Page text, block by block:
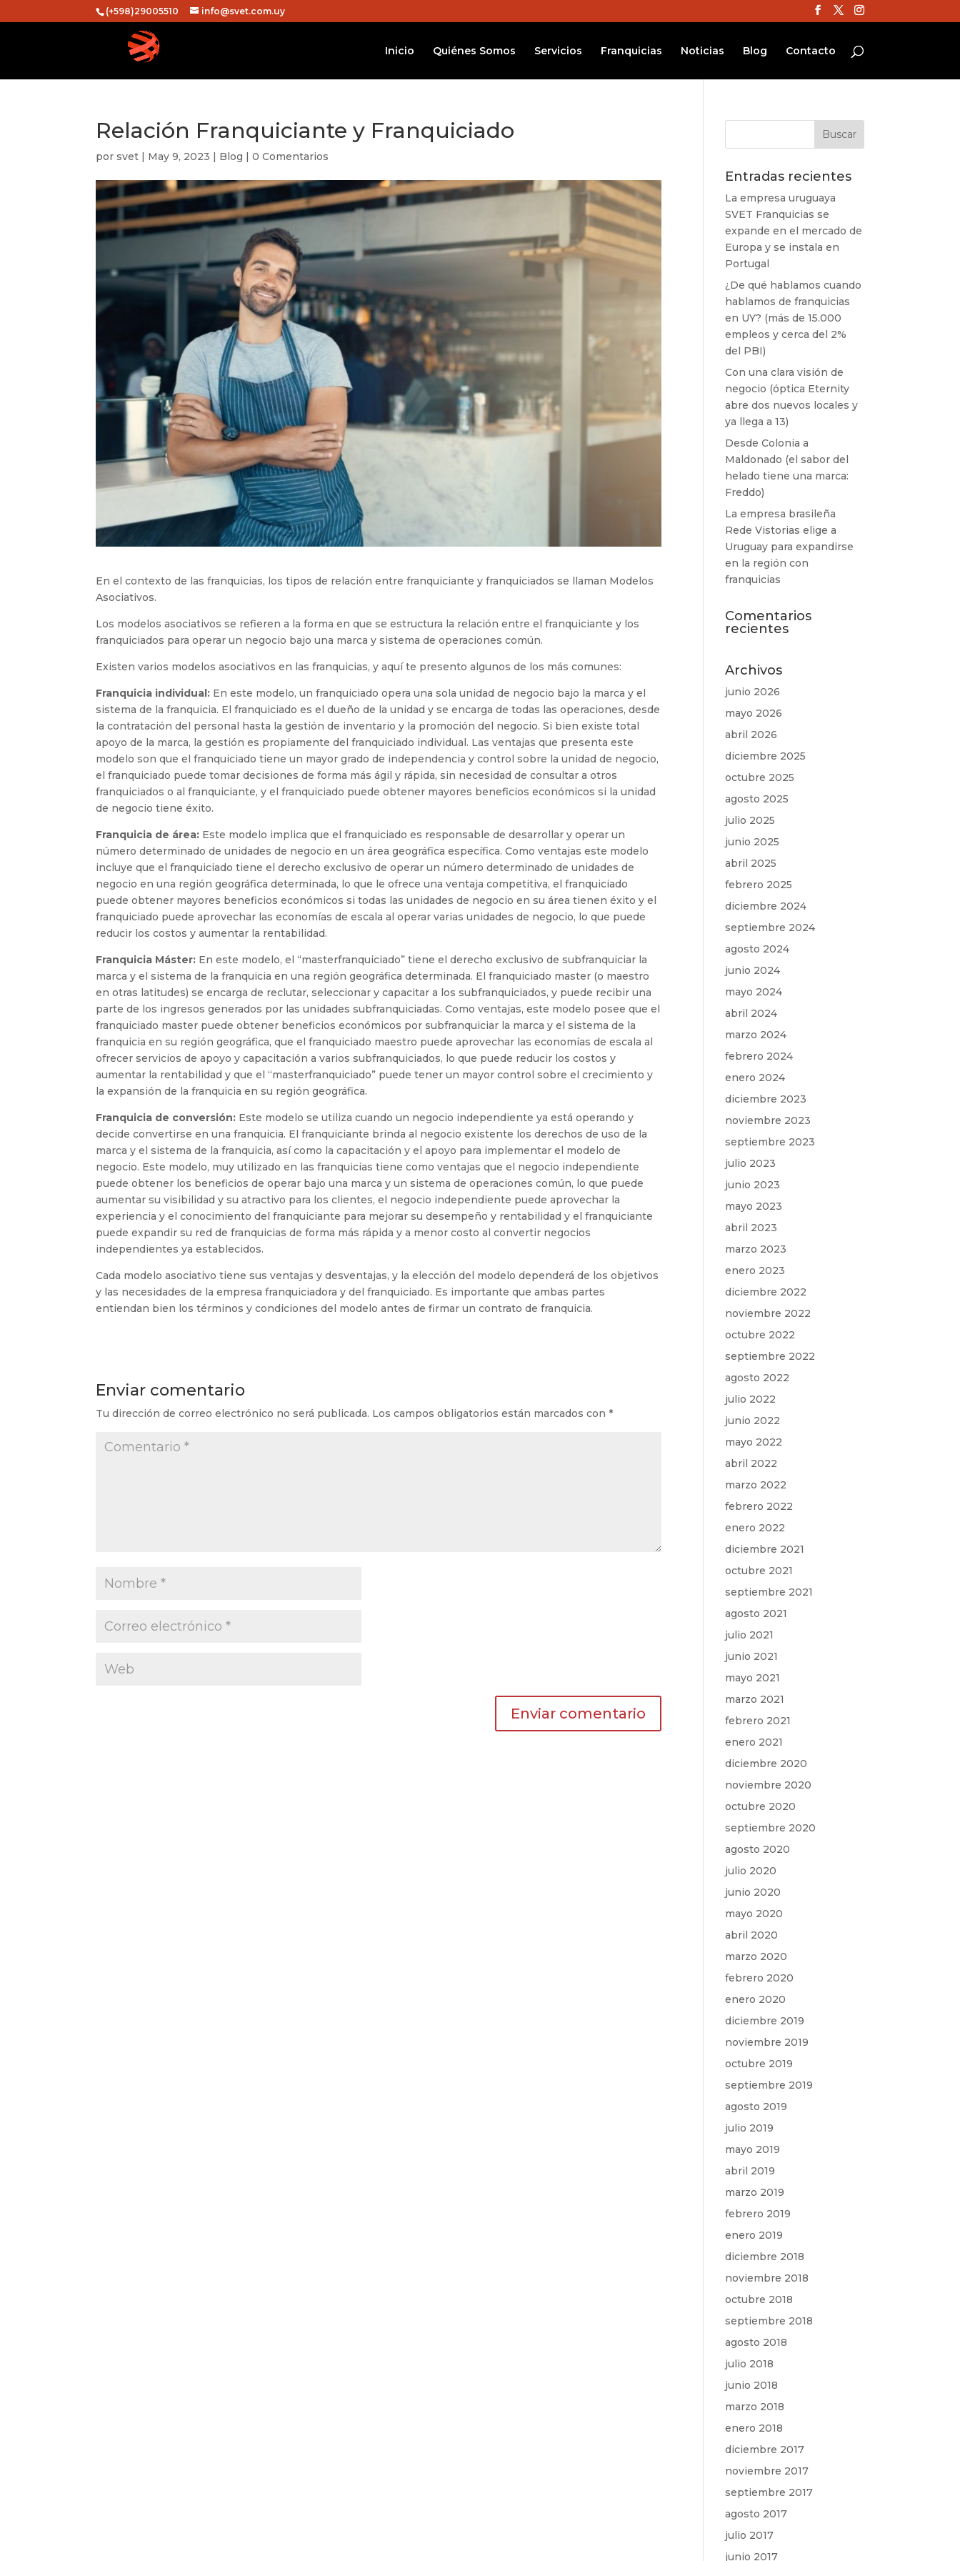
(+598)29005510 info@svet.com.uy
Inicio Quiénes Somos Servicios Franquicias Noticias Blog Contacto
Relación Franquiciante y Franquiciado
porsvet | May 9, 2023 | Blog |0 Comentarios
En el contexto de las franquicias, los tipos de relación entre franquiciante y franquiciados se llaman Modelos
Asociativos.
Los modelos asociativos se refieren a la forma en que se estructura la relación entre el franquiciante y los
franquiciados para operar un negocio bajo una marca y sistema de operaciones común.
Existen varios modelos asociativos en las franquicias, y aquí te presento algunos de los más comunes:
Franquicia individual: En este modelo, un franquiciado opera una sola unidad de negocio bajo la marca y el
sistema de la franquicia. El franquiciado es el dueño de la unidad y se encarga de todas las operaciones, desde
la contratación del personal hasta la gestión de inventario y la promoción del negocio. Si bien existe total
apoyo de la marca, la gestión es propiamente del franquiciado individual. Las ventajas que presenta este
modelo son que el franquiciado tiene un mayor grado de independencia y control sobre la unidad de negocio,
el franquiciado puede tomar decisiones de forma más ágil y rápida, sin necesidad de consultar a otros
franquiciados o al franquiciante, y el franquiciado puede obtener mayores beneficios económicos si la unidad
de negocio tiene éxito.
Franquicia de área: Este modelo implica que el franquiciado es responsable de desarrollar y operar un
número determinado de unidades de negocio en un área geográfica específica. Como ventajas este modelo
incluye que el franquiciado tiene el derecho exclusivo de operar un número determinado de unidades de
negocio en una región geográfica determinada, lo que le ofrece una ventaja competitiva, el franquiciado
puede obtener mayores beneficios económicos si todas las unidades de negocio en su área tienen éxito y el
franquiciado puede aprovechar las economías de escala al operar varias unidades de negocio, lo que puede
reducir los costos y aumentar la rentabilidad.
Franquicia Máster: En este modelo, el “masterfranquiciado” tiene el derecho exclusivo de subfranquiciar la
marca y el sistema de la franquicia en una región geográfica determinada. El franquiciado master (o maestro
en otras latitudes) se encarga de reclutar, seleccionar y capacitar a los subfranquiciados, y puede recibir una
parte de los ingresos generados por las unidades subfranquiciadas. Como ventajas, este modelo posee que el
franquiciado master puede obtener beneficios económicos por subfranquiciar la marca y el sistema de la
franquicia en su región geográfica, que el franquiciado maestro puede aprovechar las economías de escala al
ofrecer servicios de apoyo y capacitación a varios subfranquiciados, lo que puede reducir los costos y
aumentar la rentabilidad y que el “masterfranquiciado” puede tener un mayor control sobre el crecimiento y
la expansión de la franquicia en su región geográfica.
Franquicia de conversión: Este modelo se utiliza cuando un negocio independiente ya está operando y
decide convertirse en una franquicia. El franquiciante brinda al negocio existente los derechos de uso de la
marca y el sistema de la franquicia, así como la capacitación y el apoyo para implementar el modelo de
negocio. Este modelo, muy utilizado en las franquicias tiene como ventajas que el negocio independiente
puede obtener los beneficios de operar bajo una marca y un sistema de operaciones común, lo que puede
aumentar su visibilidad y su atractivo para los clientes, el negocio independiente puede aprovechar la
experiencia y el conocimiento del franquiciante para mejorar su desempeño y rentabilidad y el franquiciante
puede expandir su red de franquicias de forma más rápida y a menor costo al convertir negocios
independientes ya establecidos.
Cada modelo asociativo tiene sus ventajas y desventajas, y la elección del modelo dependerá de los objetivos
y las necesidades de la empresa franquiciadora y del franquiciado. Es importante que ambas partes
entiendan bien los términos y condiciones del modelo antes de firmar un contrato de franquicia.
Enviar comentario
Tu dirección de correo electrónico no será publicada. Los campos obligatorios están marcados con*
Entradas recientes
La empresa uruguaya
SVET Franquicias se
expande en el mercado de
Europa y se instala en
Portugal
¿De qué hablamos cuando
hablamos de franquicias
en UY? (más de 15.000
empleos y cerca del 2%
del PBI)
Con una clara visión de
negocio (óptica Eternity
abre dos nuevos locales y
ya llega a 13)
Desde Colonia a
Maldonado (el sabor del
helado tiene una marca:
Freddo)
La empresa brasileña
Rede Vistorias elige a
Uruguay para expandirse
en la región con
franquicias
Comentarios
recientes
Archivos
junio 2026
mayo 2026
abril 2026
diciembre 2025
octubre 2025
agosto 2025
julio 2025
junio 2025
abril 2025
febrero 2025
diciembre 2024
septiembre 2024
agosto 2024
junio 2024
mayo 2024
abril 2024
marzo 2024
febrero 2024
enero 2024
diciembre 2023
noviembre 2023
septiembre 2023
julio 2023
junio 2023
mayo 2023
abril 2023
marzo 2023
enero 2023
diciembre 2022
noviembre 2022
octubre 2022
septiembre 2022
agosto 2022
julio 2022
junio 2022
mayo 2022
abril 2022
marzo 2022
febrero 2022
enero 2022
diciembre 2021
octubre 2021
septiembre 2021
agosto 2021
julio 2021
junio 2021
mayo 2021
marzo 2021
febrero 2021
enero 2021
diciembre 2020
noviembre 2020
octubre 2020
septiembre 2020
agosto 2020
julio 2020
junio 2020
mayo 2020
abril 2020
marzo 2020
febrero 2020
enero 2020
diciembre 2019
noviembre 2019
octubre 2019
septiembre 2019
agosto 2019
julio 2019
mayo 2019
abril 2019
marzo 2019
febrero 2019
enero 2019
diciembre 2018
noviembre 2018
octubre 2018
septiembre 2018
agosto 2018
julio 2018
junio 2018
marzo 2018
enero 2018
diciembre 2017
noviembre 2017
septiembre 2017
agosto 2017
julio 2017
junio 2017